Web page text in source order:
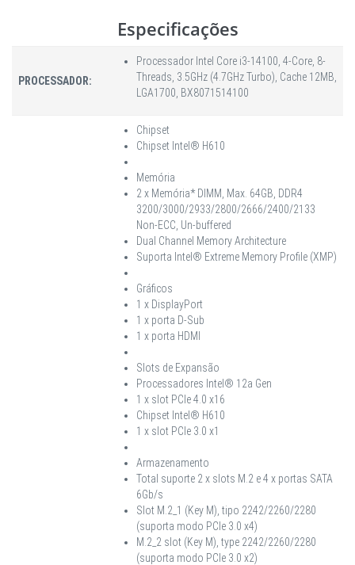
Especificações
PROCESSADOR:
Processador Intel Core i3-14100, 4-Core, 8-
Threads, 3.5GHz (4.7GHz Turbo), Cache 12MB,
LGA1700, BX8071514100
Chipset
Chipset Intel® H610
Memória
2 x Memória* DIMM, Max. 64GB, DDR4
3200/3000/2933/2800/2666/2400/2133
Non-ECC, Un-buffered
Dual Channel Memory Architecture
Suporta Intel® Extreme Memory Profile (XMP)
Gráficos
1 x DisplayPort
1 x porta D-Sub
1 x porta HDMI
Slots de Expansão
Processadores Intel® 12a Gen
1 x slot PCIe 4.0 x16
Chipset Intel® H610
1 x slot PCIe 3.0 x1
Armazenamento
Total suporte 2 x slots M.2 e 4 x portas SATA
6Gb/s
Slot M.2_1 (Key M), tipo 2242/2260/2280
(suporta modo PCIe 3.0 x4)
M.2_2 slot (Key M), type 2242/2260/2280
(suporta modo PCIe 3.0 x2)